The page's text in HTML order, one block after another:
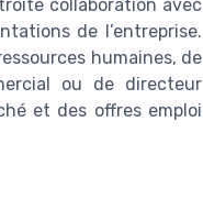
collaboration avec
de l’entreprise.
humaines, de
ou de directeur
et des offres emploi